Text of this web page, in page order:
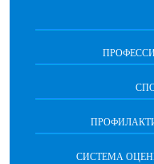
CИСТЕМА